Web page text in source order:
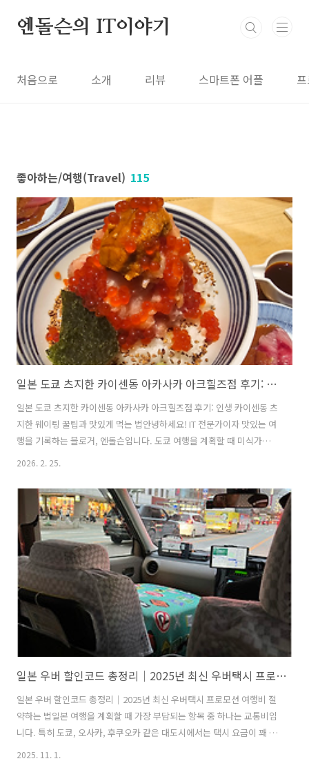
엔돌슨의 IT이야기
처음으로 소개 리뷰 스마트폰 어플
좋아하는/여행(Travel) 115
일본 도쿄 츠지한 카이센동 아카사카 아크힐즈점 후기: 인생 카이센동 츠지한 웨이팅 꿀팁과 맛있게 먹는 법
일본 도쿄 츠지한 카이센동 아카사카 아크힐즈점 후기: 인생 카이센동 츠
지한 웨이팅 꿀팁과 맛있게 먹는 법안녕하세요! IT 전문가이자 맛있는 여
행을 기록하는 블로거, 엔돌슨입니다. 도쿄 여행을 계획할 때 미식가들
사이에서 절대 빠지지 않는 이름이 하나 있죠. 바로 카이센동의 끝판왕이
간 웨이팅이 필수라 엄두가 안 나시는 분들이 많을 텐데요. 그래서 저는
이번에 상대적으로 쾌적하게 즐길 수 있는 아카사카 아크힐즈점을 다녀
왔습니다. 이번에는 오후2시20분쯤 방문하여 15-20분정도 대기후에 입
장가능했습니다. 생각보다 아크힐즈점이 좌석수가 많아서 이곳을 추천
합니다. 미드타운점은 이곳 좌석 반정도였습니다. 1. 츠지한 아카사카 아
크힐즈점: ..
2026. 2. 25.
일본 우버 할인코드 총정리｜2025년 최신 우버택시 프로모션 여행비 절약하는 법
일본 우버 할인코드 총정리｜2025년 최신 우버택시 프로모션 여행비 절
약하는 법일본 여행을 계획할 때 가장 부담되는 항목 중 하나는 교통비입
니다. 특히 도쿄, 오사카, 후쿠오카 같은 대도시에서는 택시 요금이 꽤 높
은 편이라 망설이게 되죠. 하지만 최근에는 우버(Uber) 프로모션 코드를
2025. 11. 1.